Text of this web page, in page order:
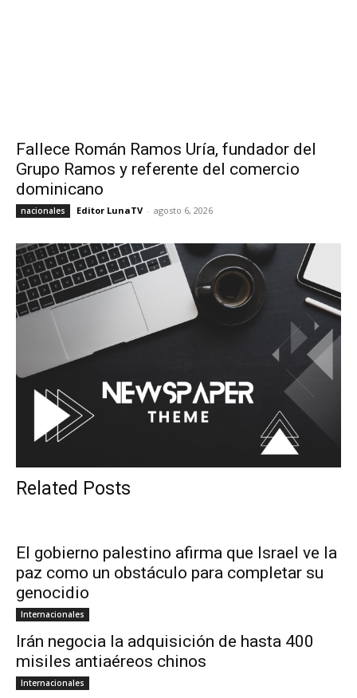
Fallece Román Ramos Uría, fundador del
Grupo Ramos y referente del comercio
dominicano
nacionales Editor LunaTV - agosto 6, 2026
Related Posts
El gobierno palestino afirma que Israel ve la
paz como un obstáculo para completar su
genocidio
Internacionales
Irán negocia la adquisición de hasta 400
misiles antiaéreos chinos
Internacionales